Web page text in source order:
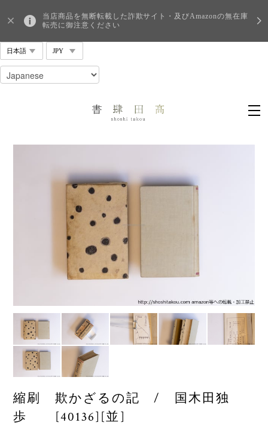
当店商品を無断転載した詐欺サイト・及びAmazonの無在庫
転売に御注意ください
縮刷 欺かざるの記 / 国木田独
歩 [40136][並]